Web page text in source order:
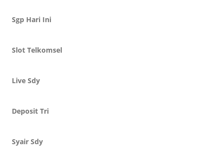
Sgp Hari Ini
Slot Telkomsel
Live Sdy
Deposit Tri
Syair Sdy